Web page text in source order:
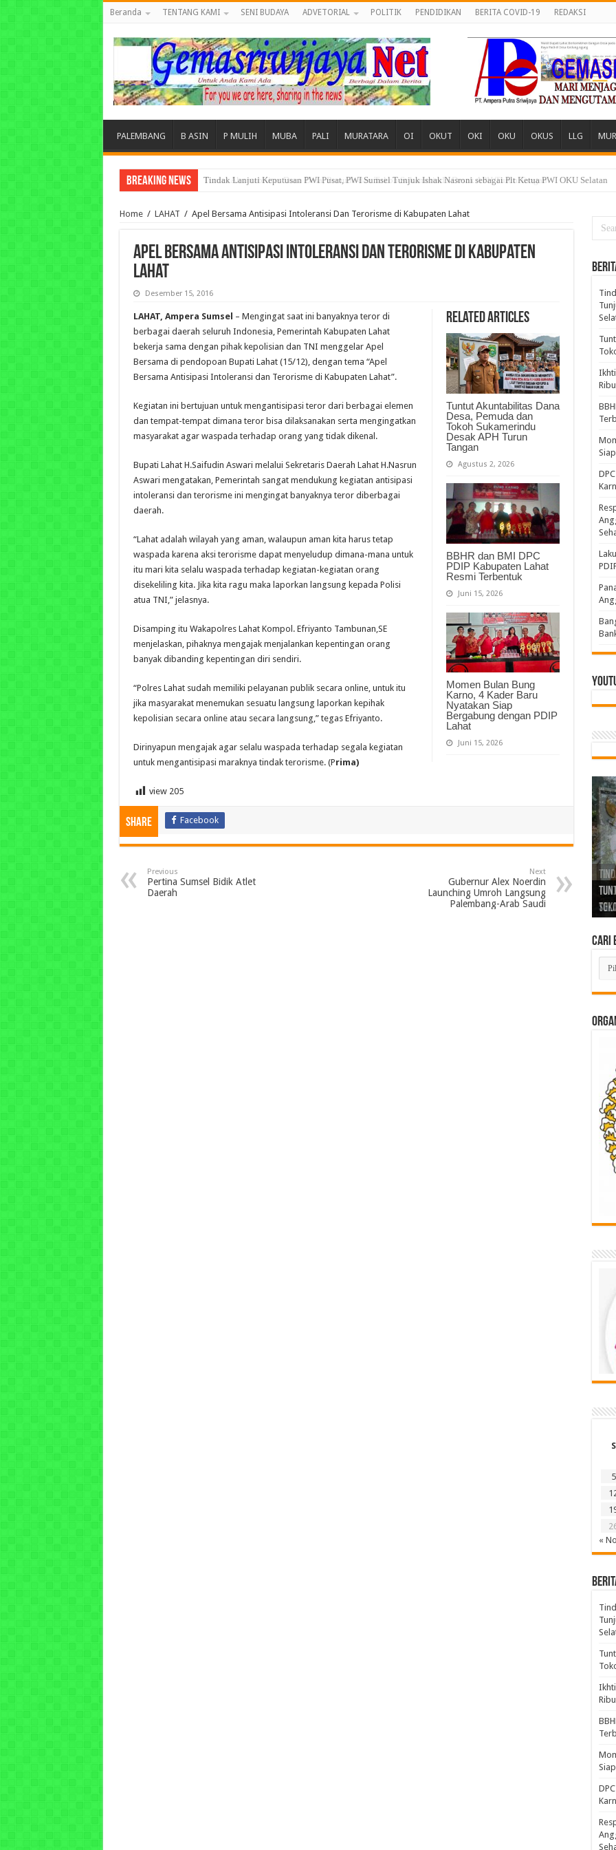
Beranda TENTANG KAMI SENI BUDAYA ADVETORIAL POLITIK PENDIDIKAN BERITA COVID-19 REDAKSI
PALEMBANG B ASIN P MULIH MUBA PALI MURATARA OI OKUT OKI OKU OKUS LLG
Breaking News Tuntut Akuntabilitas Dana Desa, Pemuda dan Tokoh Sukamerindu Desak APH Turun Tangan
Home / LAHAT / Apel Bersama Antisipasi Intoleransi Dan Terorisme di Kabupaten Lahat
Apel Bersama Antisipasi Intoleransi Dan Terorisme di Kabupaten
Lahat
Desember 15, 2016
Related Articles
Tuntut Akuntabilitas Dana
Desa, Pemuda dan
Tokoh Sukamerindu
Desak APH Turun
Tangan
Agustus 2, 2026
BBHR dan BMI DPC
PDIP Kabupaten Lahat
Resmi Terbentuk
Juni 15, 2026
Momen Bulan Bung
Karno, 4 Kader Baru
Nyatakan Siap
Bergabung dengan PDIP
Lahat
Juni 15, 2026
LAHAT, Ampera Sumsel – Mengingat saat ini banyaknya teror di
berbagai daerah seluruh Indonesia, Pemerintah Kabupaten Lahat
bekerja sama dengan pihak kepolisian dan TNI menggelar Apel
Bersama di pendopoan Bupati Lahat (15/12), dengan tema “Apel
Bersama Antisipasi Intoleransi dan Terorisme di Kabupaten Lahat”.
Kegiatan ini bertujuan untuk mengantisipasi teror dari berbagai elemen
dan tempat-tempat dimana teror bisa dilaksanakan serta mengingatkan
masyarakat agar waspada terhadap orang yang tidak dikenal.
Bupati Lahat H.Saifudin Aswari melalui Sekretaris Daerah Lahat H.Nasrun
Aswari mengatakan, Pemerintah sangat mendukung kegiatan antisipasi
intoleransi dan terorisme ini mengingat banyaknya teror diberbagai
daerah.
“Lahat adalah wilayah yang aman, walaupun aman kita harus tetap
waspada karena aksi terorisme dapat menyeludup dimana-mana untuk
itu mari kita selalu waspada terhadap kegiatan-kegiatan orang
disekeliling kita. Jika kita ragu maka laporkan langsung kepada Polisi
atua TNI,” jelasnya.
Disamping itu Wakapolres Lahat Kompol. Efriyanto Tambunan,SE
menjelaskan, pihaknya mengajak menjalankan kepentingan orang
banyak dibanding kepentingan diri sendiri.
“Polres Lahat sudah memiliki pelayanan publik secara online, untuk itu
jika masyarakat menemukan sesuatu langsung laporkan kepihak
kepolisian secara online atau secara langsung,” tegas Efriyanto.
Dirinyapun mengajak agar selalu waspada terhadap segala kegiatan
untuk mengantisipasi maraknya tindak terorisme. (Prima)
view 205
Share Facebook
Previous
Pertina Sumsel Bidik Atlet
Daerah
Next
Gubernur Alex Noerdin
Launching Umroh Langsung
Palembang-Arab Saudi
Cari
Cari
di
S
5
«